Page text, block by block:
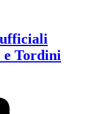
e Tordini